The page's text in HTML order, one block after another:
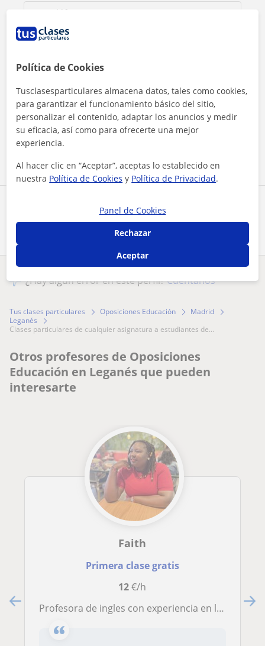
Comparte a este profesor
Al hacer clic, aceptas nuestroaviso legaly deprivacidad
¿Hay algún error en este perfil?Cuéntanos
Tus clases particulares Oposiciones Educación
Madrid
Leganés
clases particulares de cualquier asignatura a estudiantes de...
Otros profesores de Oposiciones
Educación en Leganés que pueden
interesarte
Faith
Primera clase gratis
12€/h
profesora de ingles con experiencia en la enseñanza a niños y adultos También enseño comercio empresarial y estudios empresariales, de nivel inferior a nivel superior
Política de Cookies
Tusclasesparticulares almacena datos, tales como cookies,
para garantizar el funcionamiento básico del sitio,
personalizar el contenido, adaptar los anuncios y medir
su eficacia, así como para ofrecerte una mejor
experiencia.
Al hacer clic en “Aceptar”, aceptas lo establecido en
nuestra Política de Cookies y Política de Privacidad.
Panel de Cookies
Rechazar
Aceptar